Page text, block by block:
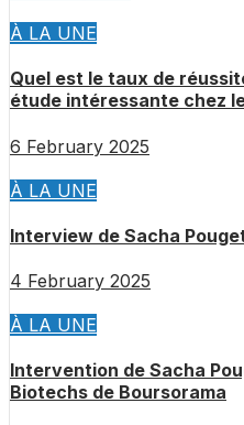
À LA UNE
Quel est le taux de
étude intéressante chez
6 February 2025
À LA UNE
Interview de Sacha
4 February 2025
À LA UNE
Intervention de Sacha
Biotechs de Boursorama